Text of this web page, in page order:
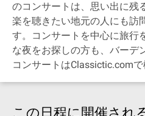
のコンサートは、思い出に残
楽を聴きたい地元の人にも訪
す。コンサートを中心に旅行
な夜をお探しの方も、バーデ
コンサートはClassictic.comで
この日程に開催され